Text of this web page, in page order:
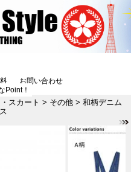
お問い合わせ
Point！
スカート > その他 > 和柄デニム